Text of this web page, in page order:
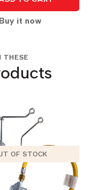
Buy it now
THESE
OF STOCK